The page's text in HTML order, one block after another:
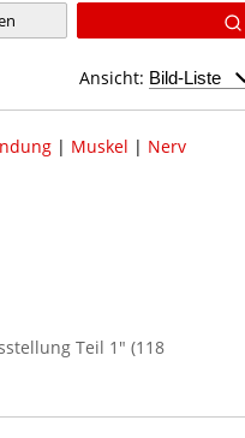
Ansicht:
| Muskel | Nerv
Teil 1" (118